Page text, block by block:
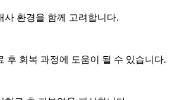
사 환경을 함께 고려합니다.
후 회복 과정에 도움이 될 수 있습니다.